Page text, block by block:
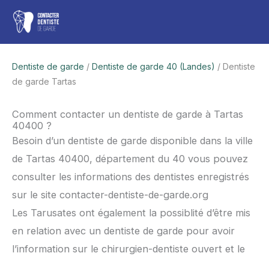
Aller
contenu
Dentiste de garde / Dentiste de garde 40 (Landes) / Dentiste
de garde Tartas
Comment contacter un dentiste de garde à Tartas
40400 ?
Besoin d’un dentiste de garde disponible dans la ville
de Tartas 40400, département du 40 vous pouvez
consulter les informations des dentistes enregistrés
sur le site contacter-dentiste-de-garde.org
Les Tarusates ont également la possiblité d’être mis
en relation avec un dentiste de garde pour avoir
l’information sur le chirurgien-dentiste ouvert et le